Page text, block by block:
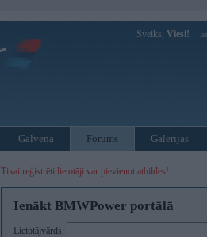
Sveiks, Viesi!
Galvenā Forums Galerijas
Tikai reģistrēti lietotāji var pievienot atbildes!
Ienākt BMWPower portālā
Lietotājvārds: